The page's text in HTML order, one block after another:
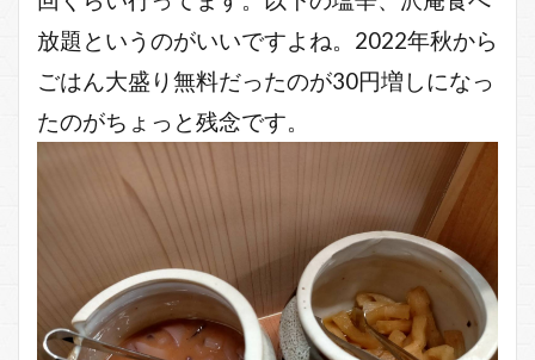
放題というのがいいですよね。2022年秋から
ごはん大盛り無料だったのが30円増しになっ
たのがちょっと残念です。